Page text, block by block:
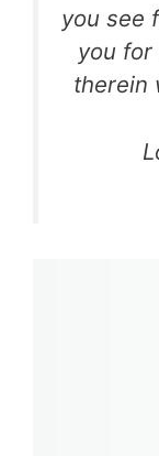
you see
you
therein